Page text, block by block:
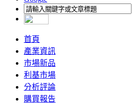
首頁
產業資訊
市場新品
利基市場
分析評論
購買報告